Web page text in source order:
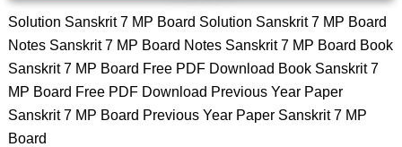
Solution Sanskrit 7 MP Board Solution Sanskrit 7 MP Board
Notes Sanskrit 7 MP Board Notes Sanskrit 7 MP Board Book
Sanskrit 7 MP Board Free PDF Download Book Sanskrit 7
MP Board Free PDF Download Previous Year Paper
Sanskrit 7 MP Board Previous Year Paper Sanskrit 7 MP
Board